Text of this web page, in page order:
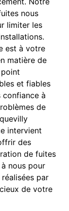
nous
limiter les
est à votre
matière de
et fiables
à
de
intervient
des
de fuites
nous pour
par
de votre